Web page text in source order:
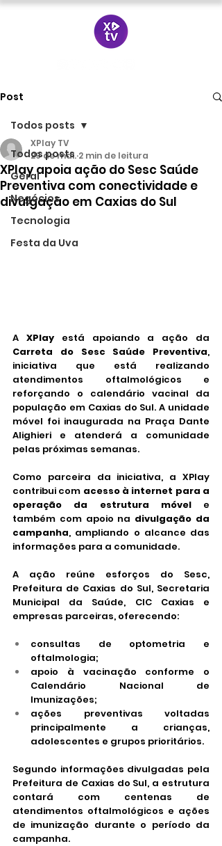
Post
Todos posts
Geral
Negócios
Tecnologia
Festa da Uva
Todos posts
XPlay apoia ação do Sesc Saúde
Preventiva com conectividade e
divulgação em Caxias do Sul
XPlay TV
29 de mai. 2 min de leitura
A XPlay
Carreta do Sesc Saúde Preventiva,
iniciativa que está realizando
atendimentos oftalmológicos e
reforçando o calendário vacinal da
população em Caxias do Sul. A unidade
móvel foi inaugurada na Praça Dante
Alighieri e atenderá a comunidade
pelas próximas semanas.
Como parceira da iniciativa, a XPlay
contribui com acesso à internet para a
operação da estrutura móvel e
também com apoio na divulgação da
campanha, ampliando o alcance das
informações para a comunidade.
A ação reúne esforços do Sesc,
Prefeitura de Caxias do Sul, Secretaria
Municipal da Saúde, CIC Caxias e
empresas parceiras, oferecendo:
consultas de optometria e
oftalmologia;
apoio à vacinação conforme o
Calendário Nacional de
Imunizações;
ações preventivas voltadas
principalmente a crianças,
adolescentes e grupos prioritários.
Segundo informações divulgadas pela
Prefeitura de Caxias do Sul, a estrutura
contará com centenas de
atendimentos oftalmológicos e ações
de imunização durante o período da
campanha.